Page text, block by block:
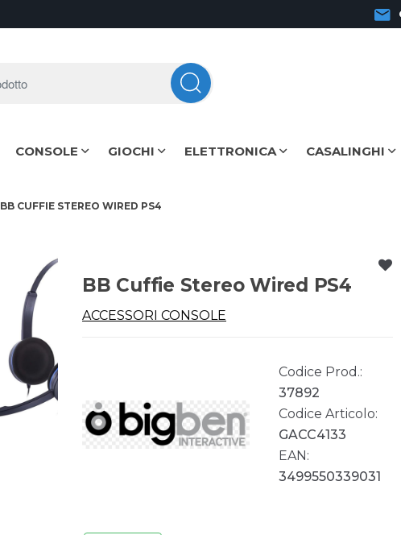
CONSOLE GIOCHI ELETTRONICA CASALINGHI
BB CUFFIE STEREO WIRED PS4
BB Cuffie Stereo Wired PS4
ACCESSORI CONSOLE
Codice Prod.:
37892
Codice Articolo:
GACC4133
EAN:
3499550339031